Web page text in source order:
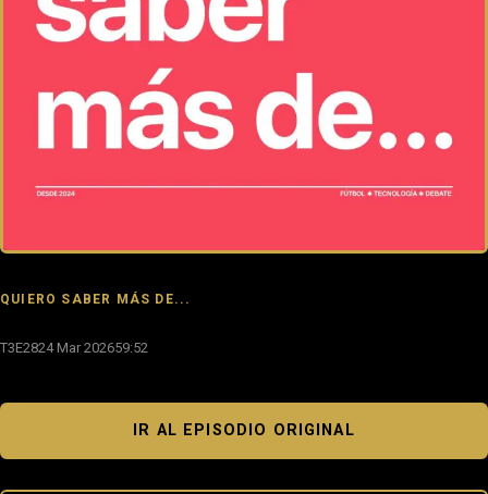
QUIERO SABER MÁS DE...
T3E2824 Mar 202659:52
IR AL EPISODIO ORIGINAL